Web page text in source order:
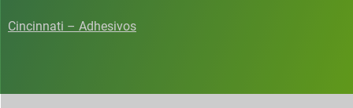
Atlanta – Adhesivos, cartón corrugado y contenedores IBC